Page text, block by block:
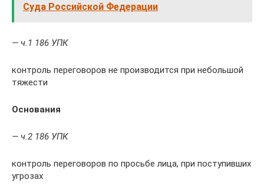
Суда Российской Федерации
— ч.1 186 УПК
контроль переговоров не производится при небольшой
тяжести
Основания
— ч.2 186 УПК
контроль переговоров по просьбе лица, при поступивших
угрозах